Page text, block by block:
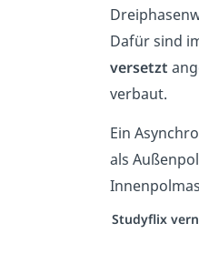
Dafür sind
versetzt
verbaut.
Ein
als
Studyflix